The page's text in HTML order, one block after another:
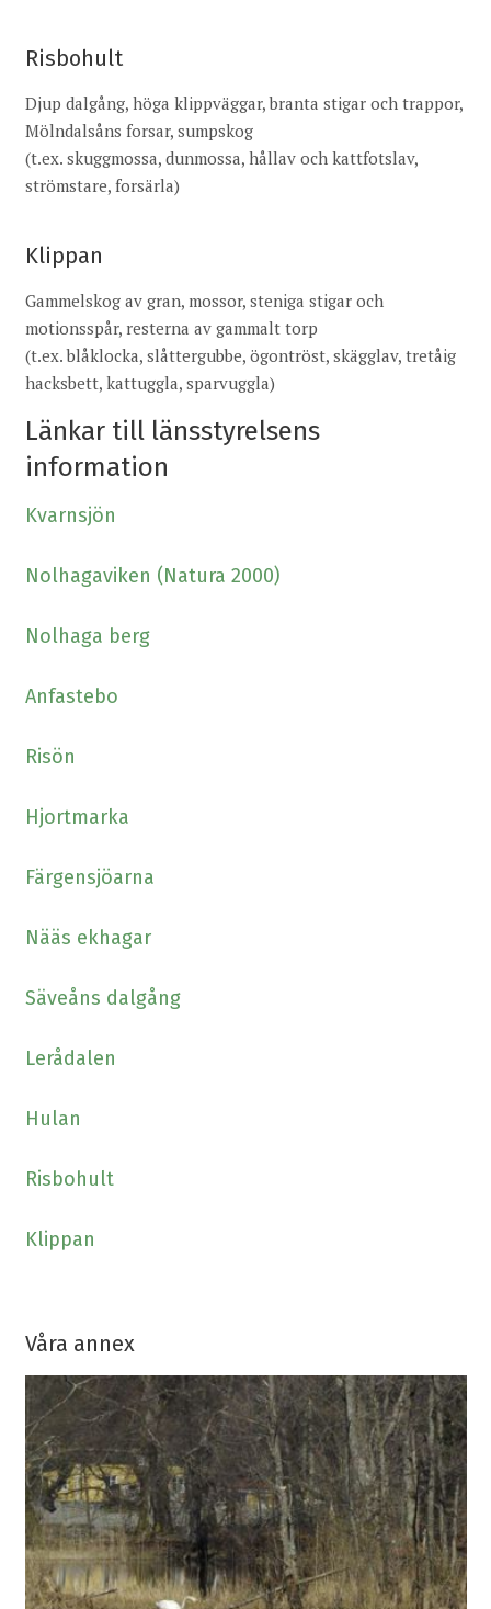
Risbohult
Djup dalgång, höga klippväggar, branta stigar och trappor,
Mölndalsåns forsar, sumpskog
(t.ex. skuggmossa, dunmossa, hållav och kattfotslav,
strömstare, forsärla)
Klippan
Gammelskog av gran, mossor, steniga stigar och
motionsspår, resterna av gammalt torp
(t.ex. blåklocka, slåttergubbe, ögontröst, skägglav, tretåig
hacksbett, kattuggla, sparvuggla)
Länkar till länsstyrelsens
information
Kvarnsjön
Nolhagaviken (Natura 2000)
Nolhaga berg
Anfastebo
Risön
Hjortmarka
Färgensjöarna
Nääs ekhagar
Säveåns dalgång
Lerådalen
Hulan
Risbohult
Klippan
Våra annex